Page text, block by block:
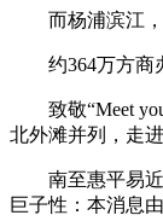
而杨浦滨江，将
约364万方商办
致敬“Meet you
北外滩并列，走
南至惠平易近
巨子性：本消息